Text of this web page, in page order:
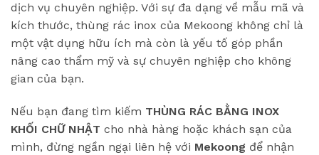
dịch vụ chuyên nghiệp. Với sự đa dạng về mẫu mã và
kích thước, thùng rác inox của Mekoong không chỉ là
một vật dụng hữu ích mà còn là yếu tố góp phần
nâng cao thẩm mỹ và sự chuyên nghiệp cho không
gian của bạn.
Nếu bạn đang tìm kiếm THÙNG RÁC BẰNG INOX
KHỐI CHỮ NHẬT cho nhà hàng hoặc khách sạn của
mình, đừng ngần ngại liên hệ với Mekoong để nhận